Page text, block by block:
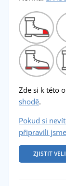
Zde si k této
shodě.
Pokud si
připravili
ZJISTIT